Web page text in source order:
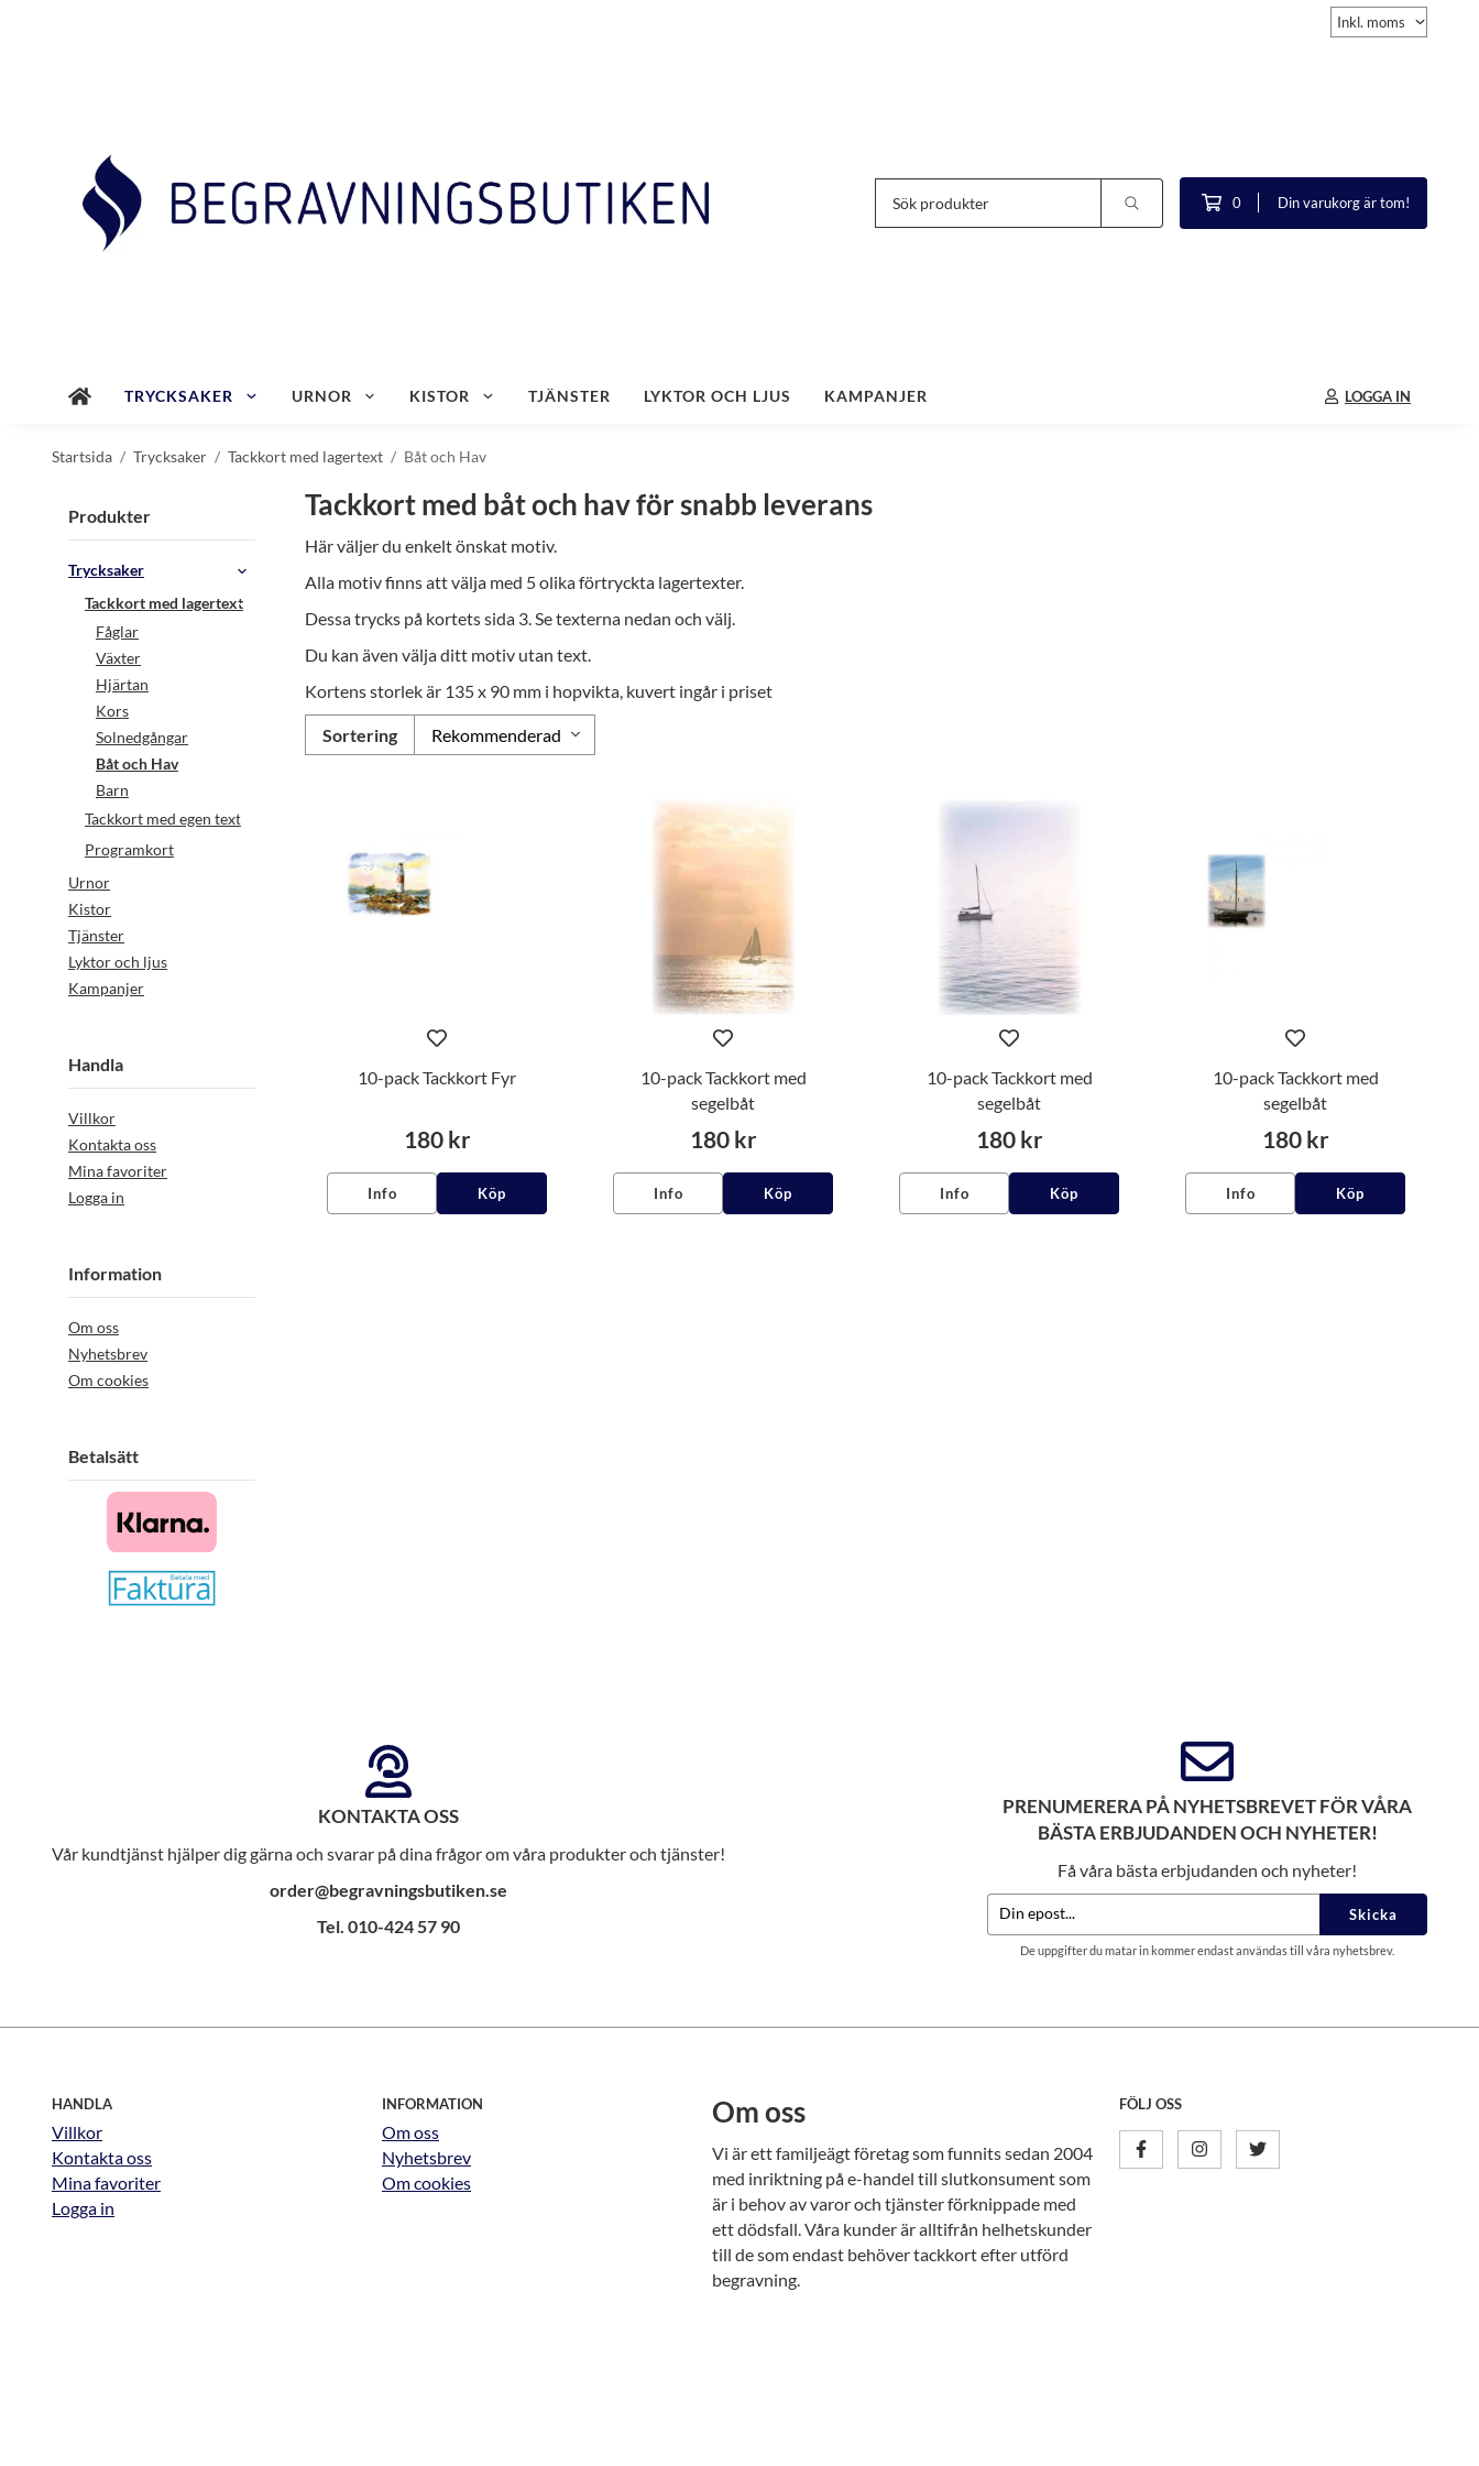
0 Din varukorg är tom!
TRYCKSAKER URNOR KISTOR TJÄNSTER LYKTOR OCH LJUS KAMPANJER LOGGA IN
Startsida / Trycksaker / Tackkort med lagertext / Båt och Hav
Produkter
Trycksaker
Tackkort med lagertext
Fåglar
Växter
Hjärtan
Kors
Solnedgångar
Båt och Hav
Barn
Tackkort med egen text
Programkort
Urnor
Kistor
Tjänster
Lyktor och ljus
Kampanjer
Handla
Villkor
Kontakta oss
Mina favoriter
Logga in
Information
Om oss
Nyhetsbrev
Om cookies
Betalsätt
Tackkort med båt och hav för snabb leverans
Här väljer du enkelt önskat motiv.
Alla motiv finns att välja med 5 olika förtryckta lagertexter.
Dessa trycks på kortets sida 3. Se texterna nedan och välj.
Du kan även välja ditt motiv utan text.
Kortens storlek är 135 x 90 mm i hopvikta, kuvert ingår i priset
Sortering
10-pack Tackkort Fyr
180 kr
Info Köp
10-pack Tackkort med
segelbåt
180 kr
Info Köp
10-pack Tackkort med
segelbåt
180 kr
Info Köp
10-pack Tackkort med
segelbåt
180 kr
Info Köp
KONTAKTA OSS
Vår kundtjänst hjälper dig gärna och svarar på dina frågor om våra produkter och tjänster!
order@begravningsbutiken.se
Tel. 010-424 57 90
PRENUMERERA PÅ NYHETSBREVET FÖR VÅRA
BÄSTA ERBJUDANDEN OCH NYHETER!
Få våra bästa erbjudanden och nyheter!
Skicka
De uppgifter du matar in kommer endast användas till våra nyhetsbrev.
HANDLA
Villkor
Kontakta oss
Mina favoriter
Logga in
INFORMATION
Om oss
Nyhetsbrev
Om cookies
Om oss
Vi är ett familjeägt företag som funnits sedan 2004
med inriktning på e-handel till slutkonsument som
är i behov av varor och tjänster förknippade med
ett dödsfall. Våra kunder är alltifrån helhetskunder
till de som endast behöver tackkort efter utförd
begravning.
FÖLJ OSS